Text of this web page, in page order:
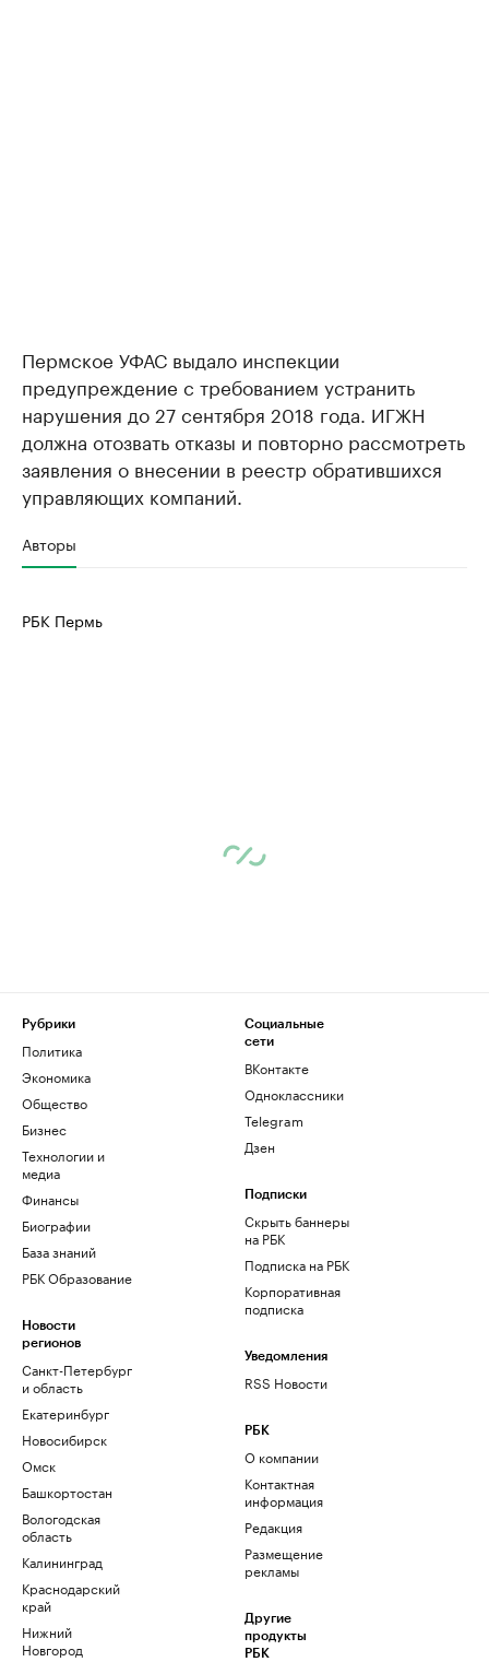
Пермское УФАС выдало инспекции
предупреждение с требованием устранить
нарушения до 27 сентября 2018 года. ИГЖН
должна отозвать отказы и повторно рассмотреть
заявления о внесении в реестр обратившихся
управляющих компаний.
Авторы
РБК Пермь
Рубрики
Политика
Экономика
Общество
Бизнес
Технологии и
медиа
Финансы
Биографии
База знаний
РБК Образование
Новости
регионов
Санкт-Петербург
и область
Екатеринбург
Новосибирск
Омск
Башкортостан
Вологодская
область
Калининград
Краснодарский
край
Нижний
Новгород
Социальные
сети
ВКонтакте
Одноклассники
Telegram
Дзен
Подписки
Скрыть баннеры
на РБК
Подписка на РБК
Корпоративная
подписка
Уведомления
RSS Новости
РБК
О компании
Контактная
информация
Редакция
Размещение
рекламы
Другие
продукты
РБК